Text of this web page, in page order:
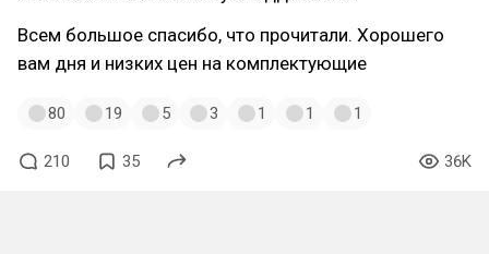
Всем большое спасибо, что прочитали. Хорошего
вам дня и низких цен на комплектующие
80 19 5 3 1 1 1
210 35 36K